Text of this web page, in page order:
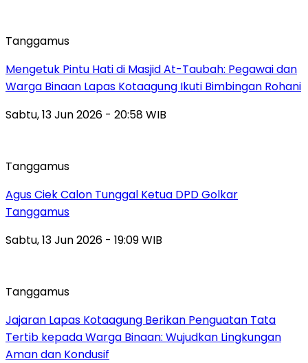
Tanggamus
Mengetuk Pintu Hati di Masjid At-Taubah: Pegawai dan
Warga Binaan Lapas Kotaagung Ikuti Bimbingan Rohani
Sabtu, 13 Jun 2026 - 20:58 WIB
Tanggamus
Agus Ciek Calon Tunggal Ketua DPD Golkar
Tanggamus
Sabtu, 13 Jun 2026 - 19:09 WIB
Tanggamus
Jajaran Lapas Kotaagung Berikan Penguatan Tata
Tertib kepada Warga Binaan: Wujudkan Lingkungan
Aman dan Kondusif